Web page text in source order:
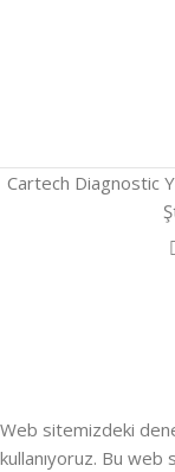
Cartech Diagnostic
Web sitemizdeki
kullanıyoruz. Bu web